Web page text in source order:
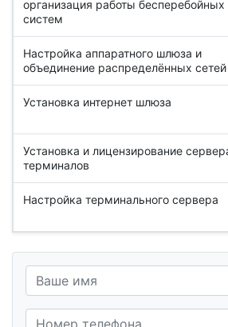
организация работы бесперебойных
систем
Настройка аппаратного шлюза и
объединение распределённых сетей
Установка интернет шлюза
Установка и лицензирование
терминалов
Настройка терминального сервера